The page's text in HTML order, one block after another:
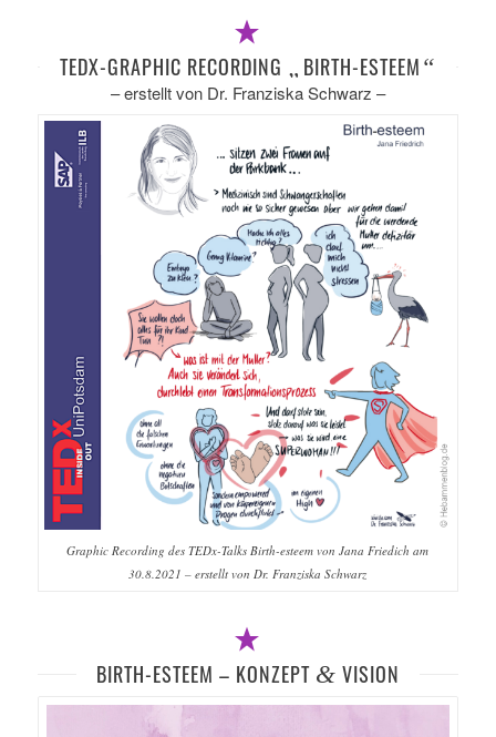
TEDX-GRAPHIC RECORDING „ BIRTH-ESTEEM“
– erstellt von Dr. Franziska Schwarz –
Graphic Recording des TEDx-Talks Birth-esteem von Jana Friedich am
30.8.2021 – erstellt von Dr. Franziska Schwarz
BIRTH-ESTEEM – KONZEPT & VISION